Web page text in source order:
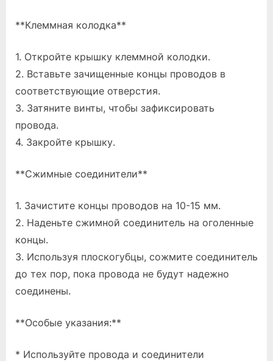
**Клеммная колодка**
1. Откройте крышку клеммной колодки.
2. Вставьте зачищенные концы проводов в
соответствующие отверстия.
3. Затяните винты, чтобы зафиксировать
провода.
4. Закройте крышку.
**Сжимные соединители**
1. Зачистите концы проводов на 10-15 мм.
2. Наденьте сжимной соединитель на оголенные
концы.
3. Используя плоскогубцы, сожмите соединитель
до тех пор, пока провода не будут надежно
соединены.
**Особые указания:**
* Используйте провода и соединители